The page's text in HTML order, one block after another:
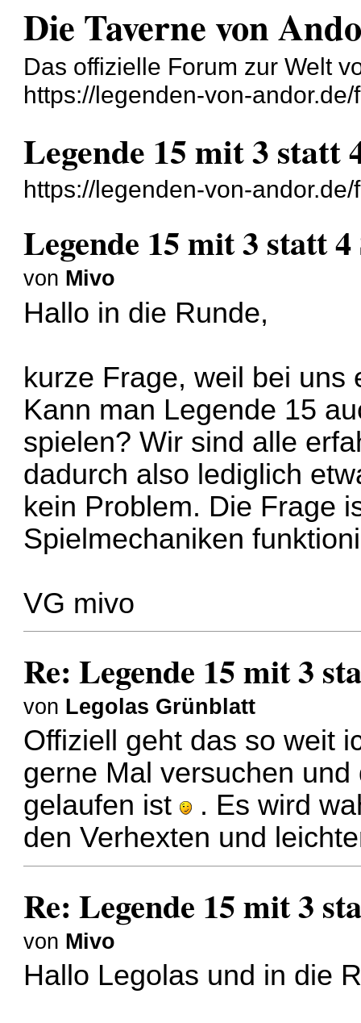
Die Taverne von
Das offizielle Forum zur Welt
https://legenden-von-andor.de/
Legende 15 mit 3 statt
https://legenden-von-
Legende 15 mit 3 statt
von Mivo
Hallo in die Runde,
kurze Frage, weil bei uns
Kann man Legende 15
spielen? Wir sind alle
dadurch also lediglich
kein Problem. Die Frage
Spielmechaniken
VG mivo
Re: Legende 15 mit 3
von Legolas Grünblatt
Offiziell geht das so weit
gerne Mal versuchen
gelaufen ist
. Es wird
den Verhexten und
Re: Legende 15 mit 3
von Mivo
Hallo Legolas und in die